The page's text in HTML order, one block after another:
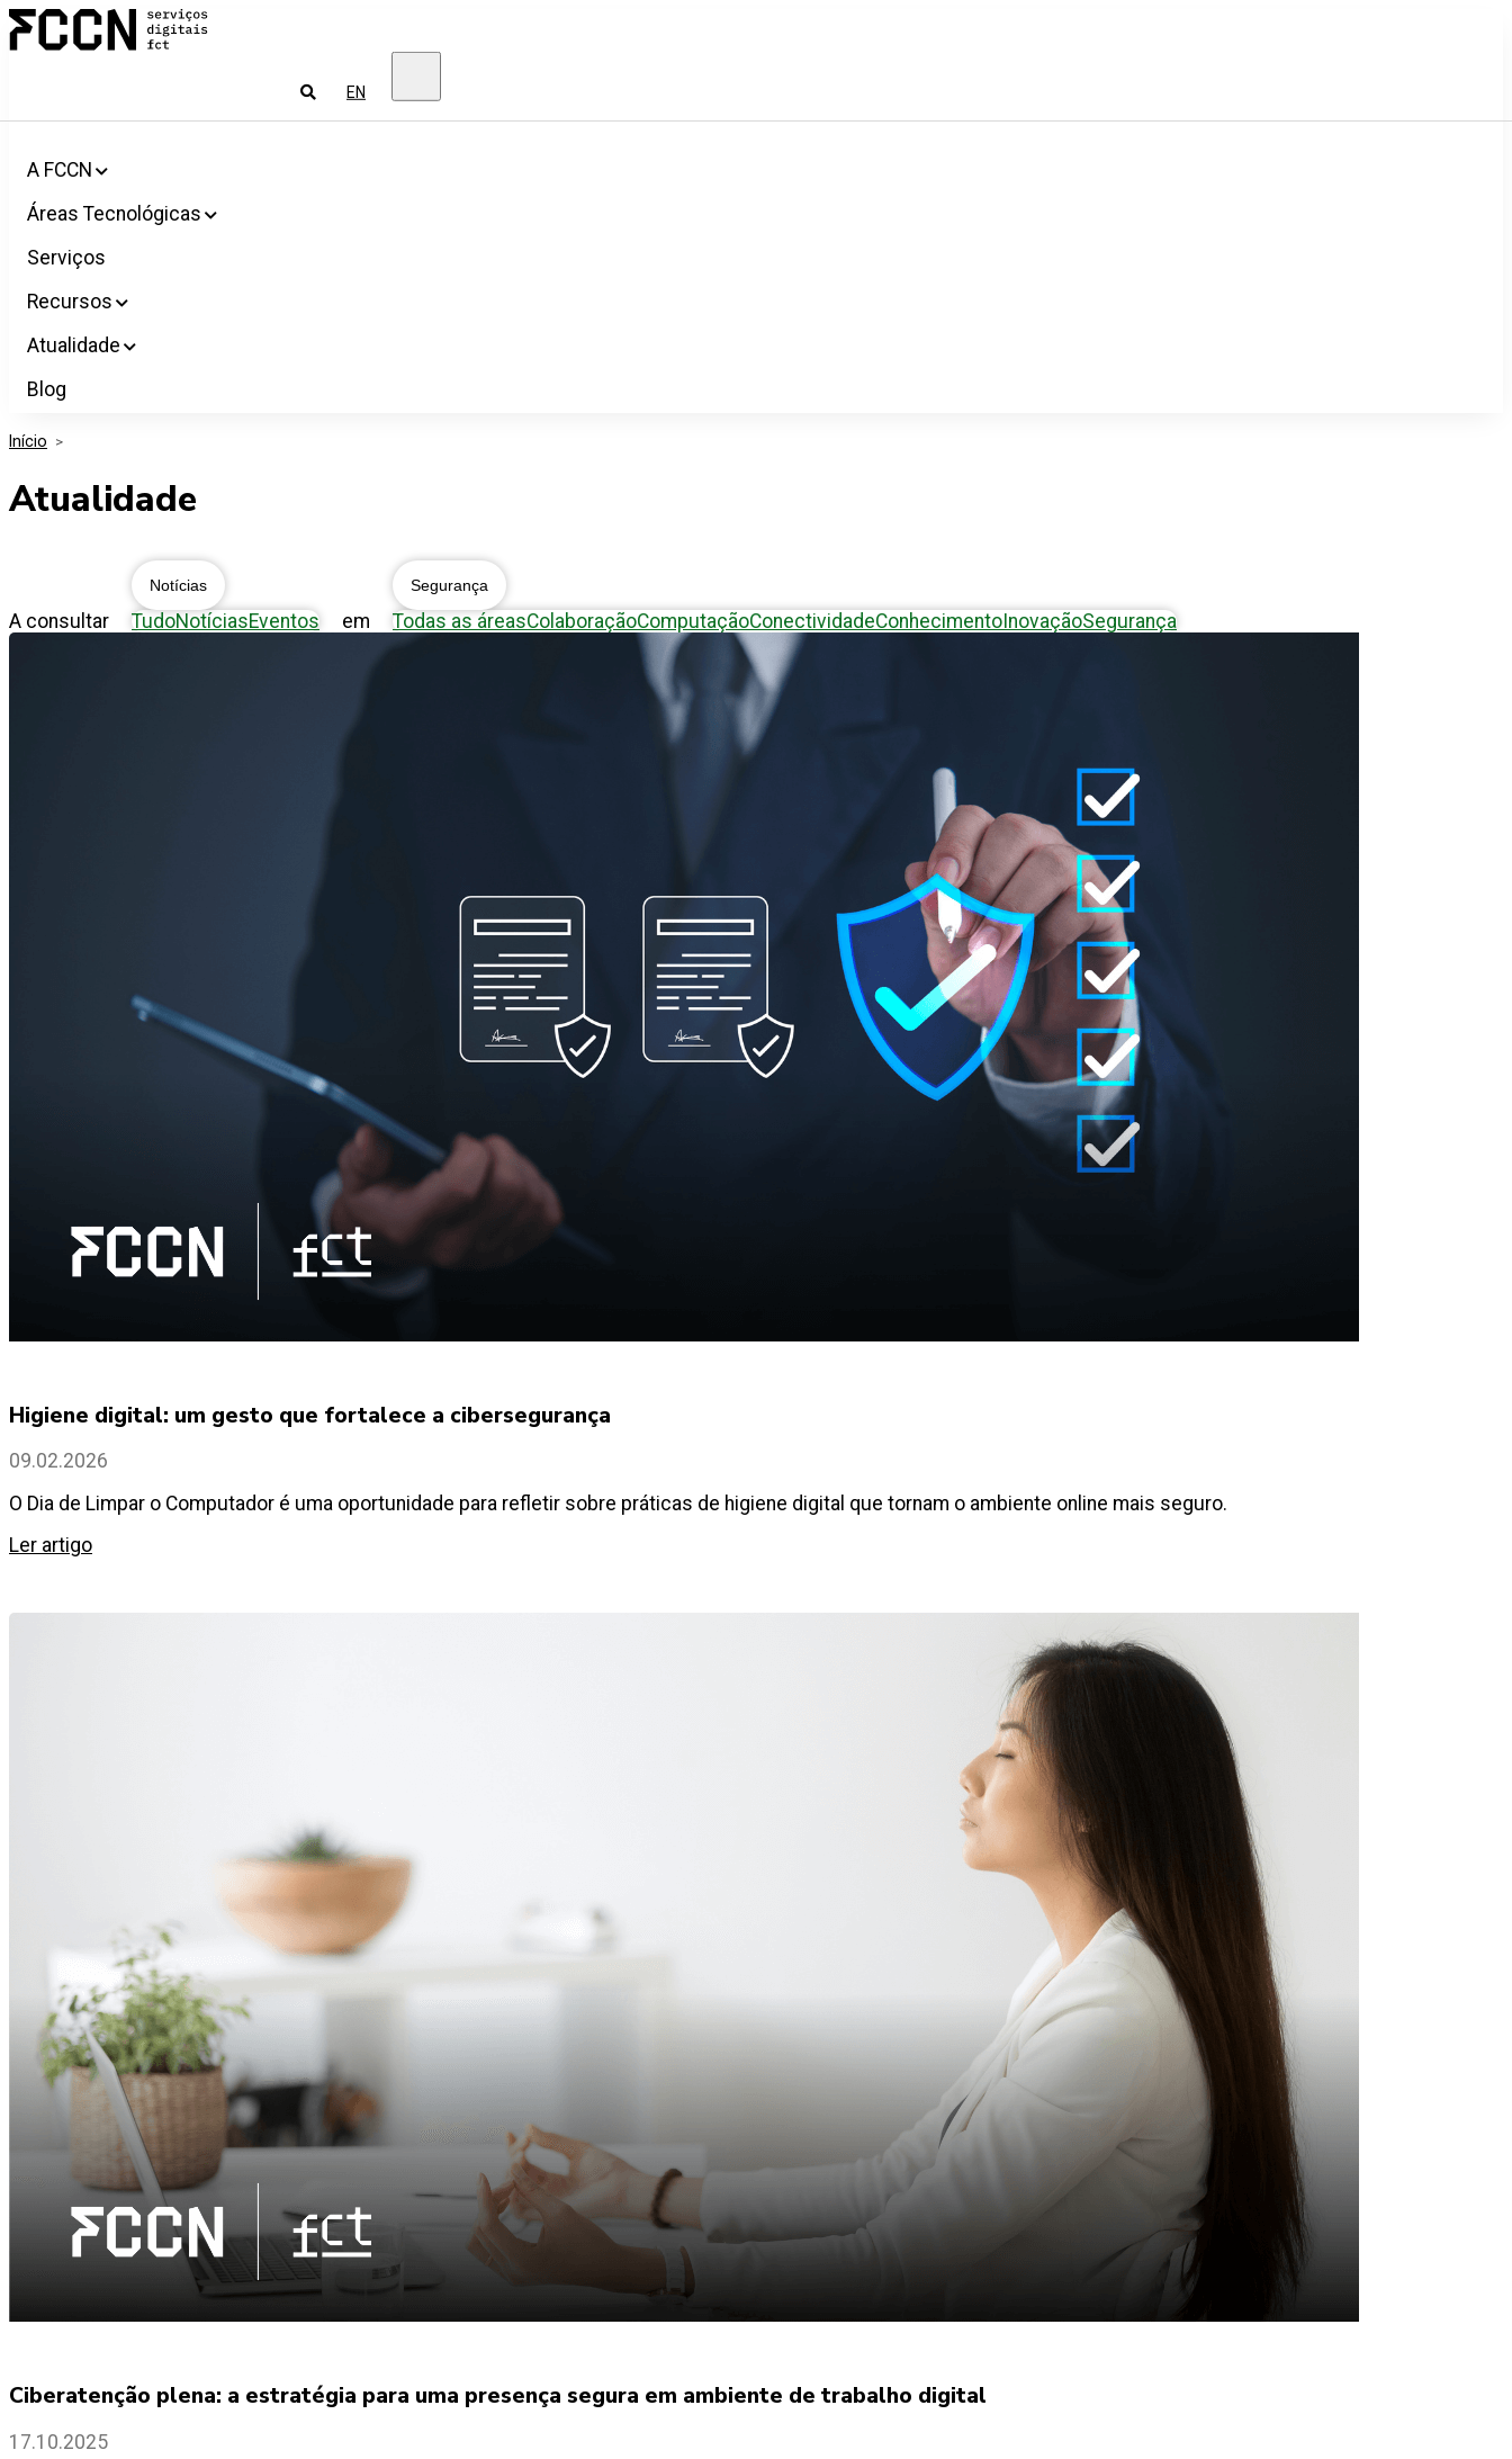
Salta
para
Pesquisar
EN
A FCCN
Áreas Tecnológicas
Serviços
Recursos
Atualidade
Blog
Início >
Atualidade
A consultar
Notícias
TudoNotíciasEventos em
Segurança
Todas as áreasColaboraçãoComputaçãoConectividadeConhecimentoInovaçãoSegurança
Higiene digital: um gesto que fortalece a cibersegurança
09.02.2026
O Dia de Limpar o Computador é uma oportunidade para refletir sobre práticas de higiene digital que tornam o ambiente online mais seguro.
Ler artigo
Ciberatenção plena: a estratégia para uma presença segura em ambiente de trabalho digital
17.10.2025